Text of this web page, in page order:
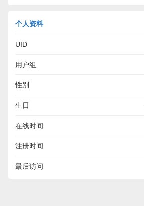
个人资料
UID
用户组
性别
生日
在线时间
注册时间
最后访问